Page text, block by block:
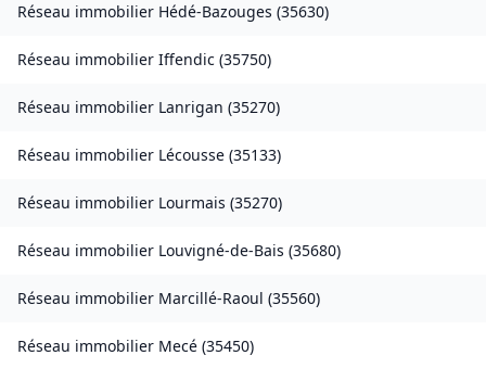
Réseau immobilier Hédé-Bazouges (35630)
Réseau immobilier Iffendic (35750)
Réseau immobilier Lanrigan (35270)
Réseau immobilier Lécousse (35133)
Réseau immobilier Lourmais (35270)
Réseau immobilier Louvigné-de-Bais (35680)
Réseau immobilier Marcillé-Raoul (35560)
Réseau immobilier Mecé (35450)